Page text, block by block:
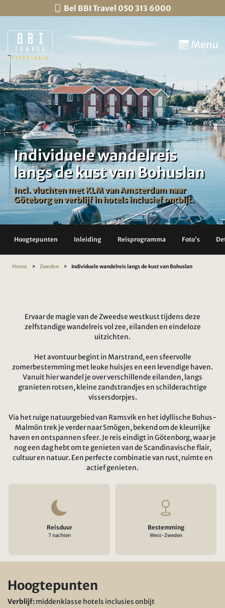
Bel BBI Travel 050 313 6000
Menu
Individuele wandelreis
langs de kust van Bohuslan
Incl. vluchten met KLM van Amsterdam naar
Göteborg en verblijf in hotels inclusief ontbijt.
Hoogtepunten Inleiding Reisprogramma Foto's
Home Zweden Individuele wandelreis langs de kust van Bohuslan
Ervaar de magie van de Zweedse westkust tijdens deze
zelfstandige wandelreis vol zee, eilanden en eindeloze
uitzichten.
Het avontuur begint in Marstrand, een sfeervolle
zomerbestemming met leuke huisjes en een levendige haven.
Vanuit hier wandel je over verschillende eilanden, langs
granieten rotsen, kleine zandstrandjes en schilderachtige
vissersdorpjes.
Via het ruige natuurgebied van Ramsvik en het idyllische Bohus-
Malmön trek je verder naar Smögen, bekend om de kleurrijke
haven en ontspannen sfeer. Je reis eindigt in Götenborg, waar je
nog een dag hebt om te genieten van de Scandinavische flair,
cultuur en natuur. Een perfecte combinatie van rust, ruimte en
actief genieten.
Reisduur
7 nachten
Bestemming
West-Zweden
Hoogtepunten
Verblijf:middenklasse hotels inclusies onbijt